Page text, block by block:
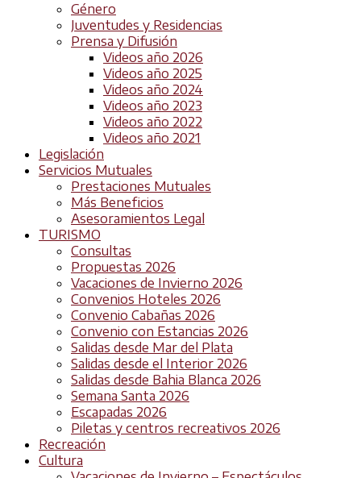
Género
Juventudes y Residencias
Prensa y Difusión
Videos año 2026
Videos año 2025
Videos año 2024
Videos año 2023
Videos año 2022
Videos año 2021
Legislación
Servicios Mutuales
Prestaciones Mutuales
Más Beneficios
Asesoramientos Legal
TURISMO
Consultas
Propuestas 2026
Vacaciones de Invierno 2026
Convenios Hoteles 2026
Convenio Cabañas 2026
Convenio con Estancias 2026
Salidas desde Mar del Plata
Salidas desde el Interior 2026
Salidas desde Bahia Blanca 2026
Semana Santa 2026
Escapadas 2026
Piletas y centros recreativos 2026
Recreación
Cultura